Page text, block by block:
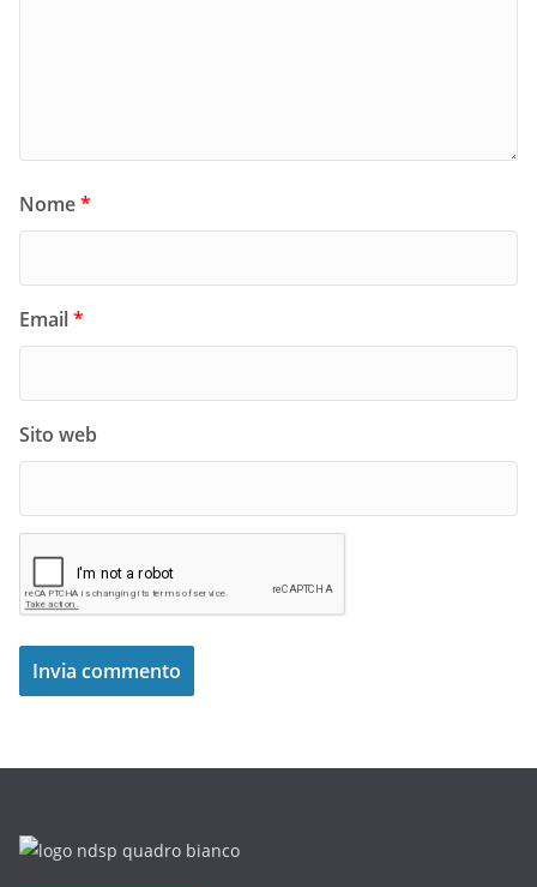
Nome*
Email*
Sito web